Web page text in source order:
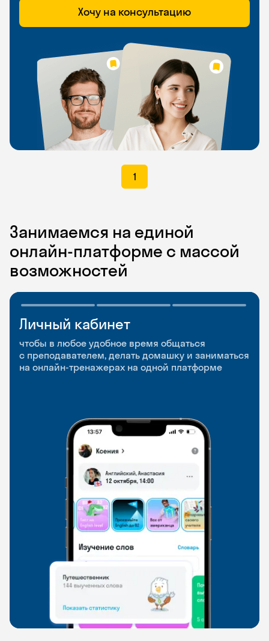
Хочу на консультацию
1
Занимаемся на единой
онлайн-платформе с массой
возможностей
Личный кабинет
чтобы в любое удобное время общаться
с преподавателем, делать домашку и заниматься
на онлайн-тренажерах на одной платформе
Мобильное
приложение
чтобы заниматься и изучать новые слова где
и когда удобно
Разговорные клубы
и Talks
Групповые занятия для разговорной практики
и индивидуальные встречи с преподавателями